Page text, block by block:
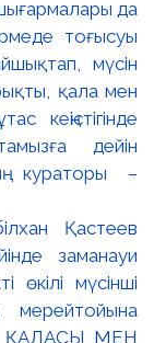
Қастеев
заманауи
өкілі мүсінші
ҚАЛАСЫ МЕН